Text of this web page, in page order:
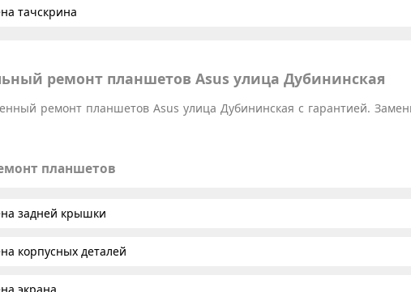
тачскрина
ремонт планшетов Asus улица Дубининская
ремонт планшетов Asus улица Дубининская с гарантией.
планшетов
задней крышки
корпусных деталей